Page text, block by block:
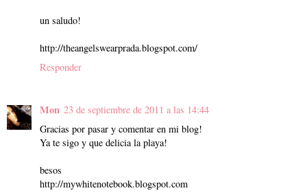
un saludo!
http://theangelswearprada.blogspot.com/
Responder
Mon 23 de septiembre de 2011 a las 14:44
Gracias por pasar y comentar en mi blog!
Ya te sigo y que delicia la playa!
besos
http://mywhitenotebook.blogspot.com